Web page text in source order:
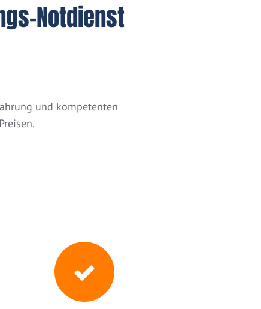
Notdienst
und kompetenten